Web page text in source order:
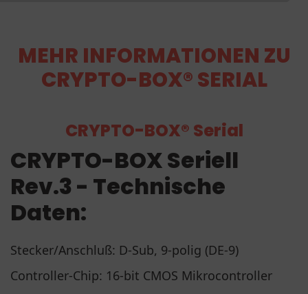
MEHR INFORMATIONEN ZU
CRYPTO-BOX® SERIAL
CRYPTO-BOX® Serial
CRYPTO-BOX Seriell
Rev.3 - Technische
Daten:
Stecker/Anschluß: D-Sub, 9-polig (DE-9)
Controller-Chip: 16-bit CMOS Mikrocontroller